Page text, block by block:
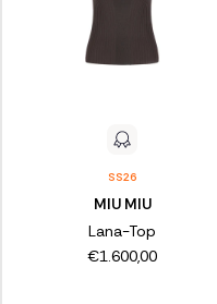
SS26
MIU MIU
Lana-Top
€1.600,00